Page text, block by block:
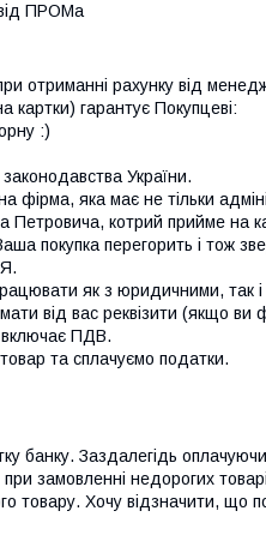
ПРОМа
отриманні рахунку від
картки) гарантує Покупцеві:
:)
України.
яка має не тільки
Петровича, котрий прийме на
покупка перегорить і тож
як з юридичними, так
від вас реквізити (якщо
включає ПДВ.
та сплачуємо податки.
банку. Заздалегідь
замовленні недорогих
товару. Хочу відзначити, що